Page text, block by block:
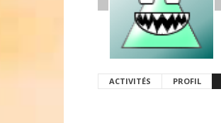
ACTIVITÉS PROFIL